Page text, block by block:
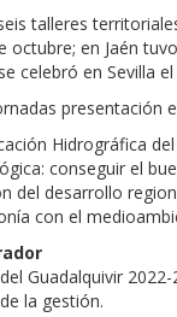
talleres
octubre; en Jaén
celebró en Sevilla
presentación
Hidrográfica
conseguir el
del desarrollo
con el
Guadalquivir
la gestión.